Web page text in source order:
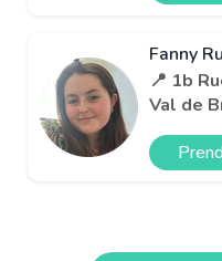
Fanny
📍 1b
Val de